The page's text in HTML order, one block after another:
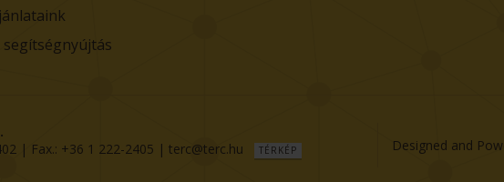
segítségnyújtás
| Fax.: +36 1 222-2405 | terc@terc.hu TÉRKÉP Designed and